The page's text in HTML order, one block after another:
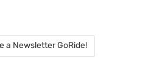
a Newsletter GoRide!